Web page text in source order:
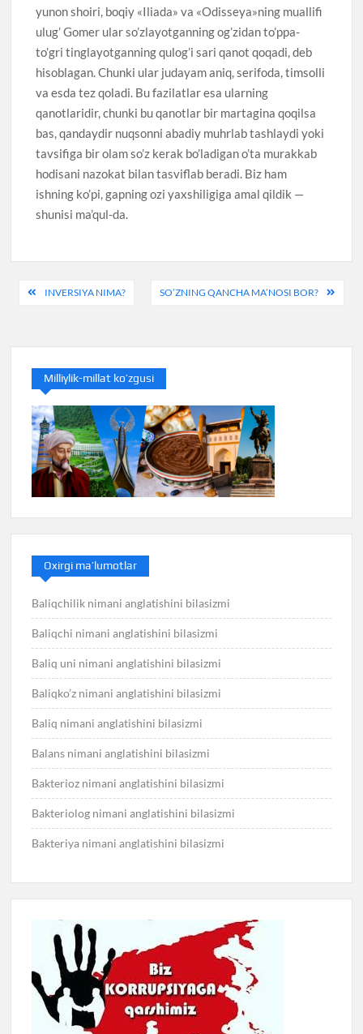
yunon shoiri, boqiy «Iliada» va «Odisseya»ning muallifi
ulug’ Gomer ular so’zlayotganning og’zidan to’ppa-
to’gri tinglayotganning qulog’i sari qanot qoqadi, deb
hisoblagan. Chunki ular judayam aniq, serifoda, timsolli
va esda tez qoladi. Bu fazilatlar esa ularning
qanotlaridir, chunki bu qanotlar bir martagina qoqilsa
bas, qandaydir nuqsonni abadiy muhrlab tashlaydi yoki
tavsifiga bir olam so’z kerak bo’ladigan o’ta murakkab
hodisani nazokat bilan tasviflab beradi. Biz ham
ishning ko’pi, gapning ozi yaxshiligiga amal qildik —
shunisi ma’qul-da.
PostINVERSIYA NIMA? SO’ZNING QANCHA MA’NOSI BOR?
Milliylik-millat ko’zgusi
Oxirgi ma’lumotlar
Baliqchilik nimani anglatishini bilasizmi
Baliqchi nimani anglatishini bilasizmi
Baliq uni nimani anglatishini bilasizmi
Baliqko’z nimani anglatishini bilasizmi
Baliq nimani anglatishini bilasizmi
Balans nimani anglatishini bilasizmi
Bakterioz nimani anglatishini bilasizmi
Bakteriolog nimani anglatishini bilasizmi
Bakteriya nimani anglatishini bilasizmi